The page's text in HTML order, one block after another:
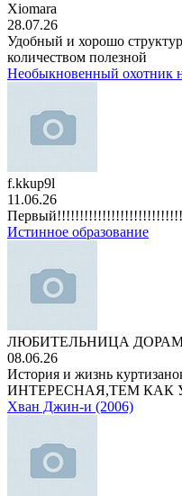
Xiomara
28.07.26
Удобный и хорошо
количеством полезной
Необыкновенный охотник
f.kkup9l
11.06.26
Первый!!!!!!!!!!!!!!!!!!!!!!!!!!!!
Истинное образование
ЛЮБИТЕЛЬНИЦА
08.06.26
История и жизнь
ИНТЕРЕСНАЯ,ТЕМ КАК
Хван Джин-и (2006)